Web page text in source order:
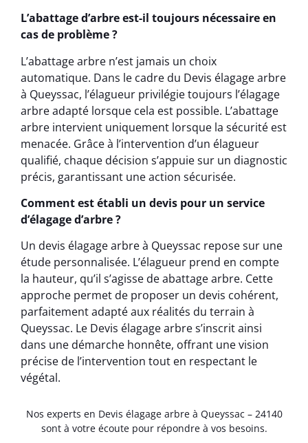
L’abattage d’arbre est-il toujours nécessaire en
cas de problème ?
L’abattage arbre n’est jamais un choix
automatique. Dans le cadre du Devis élagage arbre
à Queyssac, l’élagueur privilégie toujours l’élagage
arbre adapté lorsque cela est possible. L’abattage
arbre intervient uniquement lorsque la sécurité est
menacée. Grâce à l’intervention d’un élagueur
qualifié, chaque décision s’appuie sur un diagnostic
précis, garantissant une action sécurisée.
Comment est établi un devis pour un service
d’élagage d’arbre ?
Un devis élagage arbre à Queyssac repose sur une
étude personnalisée. L’élagueur prend en compte
la hauteur, qu’il s’agisse de abattage arbre. Cette
approche permet de proposer un devis cohérent,
parfaitement adapté aux réalités du terrain à
Queyssac. Le Devis élagage arbre s’inscrit ainsi
dans une démarche honnête, offrant une vision
précise de l’intervention tout en respectant le
végétal.
Nos experts en Devis élagage arbre à Queyssac – 24140
sont à votre écoute pour répondre à vos besoins.